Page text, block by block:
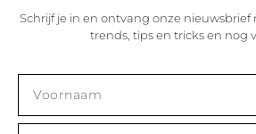
Schrijf je in en ontvang onze nieuwsbrief
trends, tips en tricks en nog